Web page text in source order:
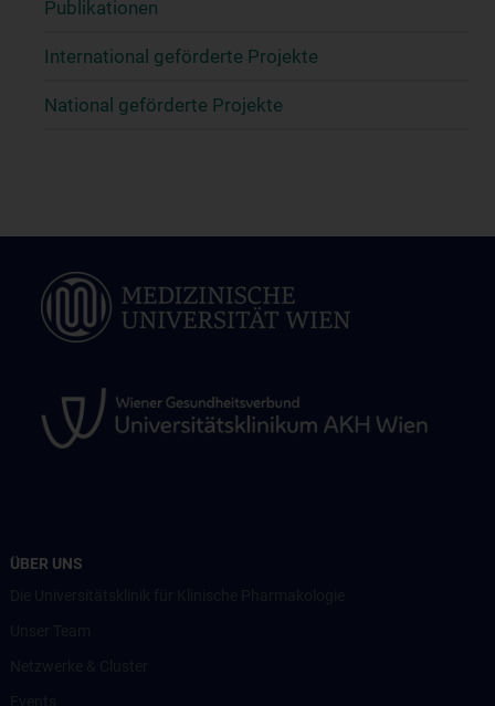
Publikationen
International geförderte Projekte
National geförderte Projekte
ÜBER UNS